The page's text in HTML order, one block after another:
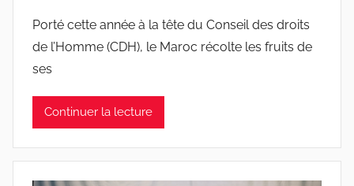
Porté cette année à la tête du Conseil des droits
de l’Homme (CDH), le Maroc récolte les fruits de
ses
Continuer la lecture